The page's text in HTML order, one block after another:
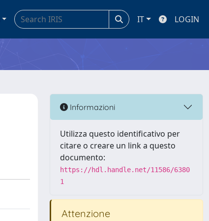
IT LOGIN
Informazioni
Utilizza questo identificativo per
citare o creare un link a questo
documento:
https://hdl.handle.net/11586/6380
1
Attenzione